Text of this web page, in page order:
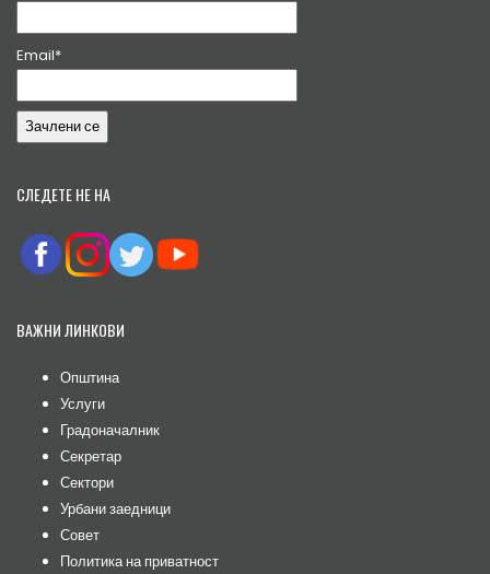
Email*
СЛЕДЕТЕ НЕ НА
ВАЖНИ ЛИНКОВИ
Општина
Услуги
Градоначалник
Секретар
Сектори
Урбани заедници
Совет
Политика на приватност